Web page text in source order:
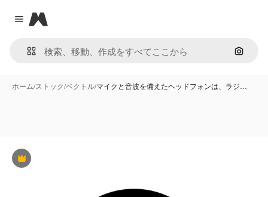
Close menu
Magnific
画像で
ホーム/ストック/ベクトル/マイクと音波を備えたヘッドフォンは、ラジ…
Premium